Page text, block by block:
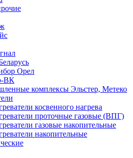
Орел
ВК
комплексы Эльстер, Метеко
косвенного нагрева
проточные газовые (ВПГ)
газовые накопительные
накопительные